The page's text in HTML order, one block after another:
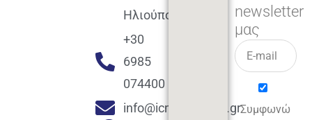
Ηλιούπολη
+30
6985
074400
info@icmacademy.gr
newsletter
μας
Συμφωνώ